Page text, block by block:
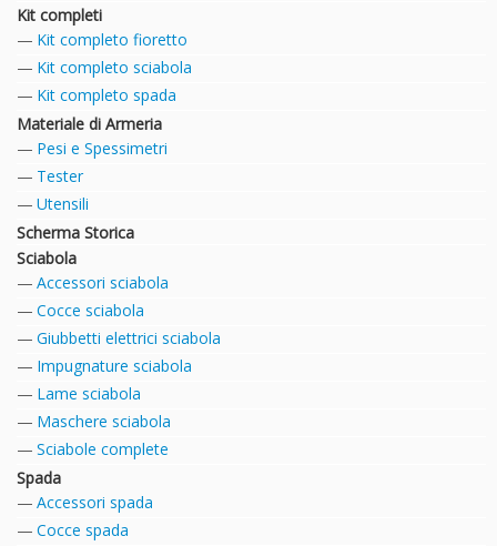
Kit completi
Kit completo fioretto
Kit completo sciabola
Kit completo spada
Materiale di Armeria
Pesi e Spessimetri
Tester
Utensili
Scherma Storica
Sciabola
Accessori sciabola
Cocce sciabola
Giubbetti elettrici sciabola
Impugnature sciabola
Lame sciabola
Maschere sciabola
Sciabole complete
Spada
Accessori spada
Cocce spada